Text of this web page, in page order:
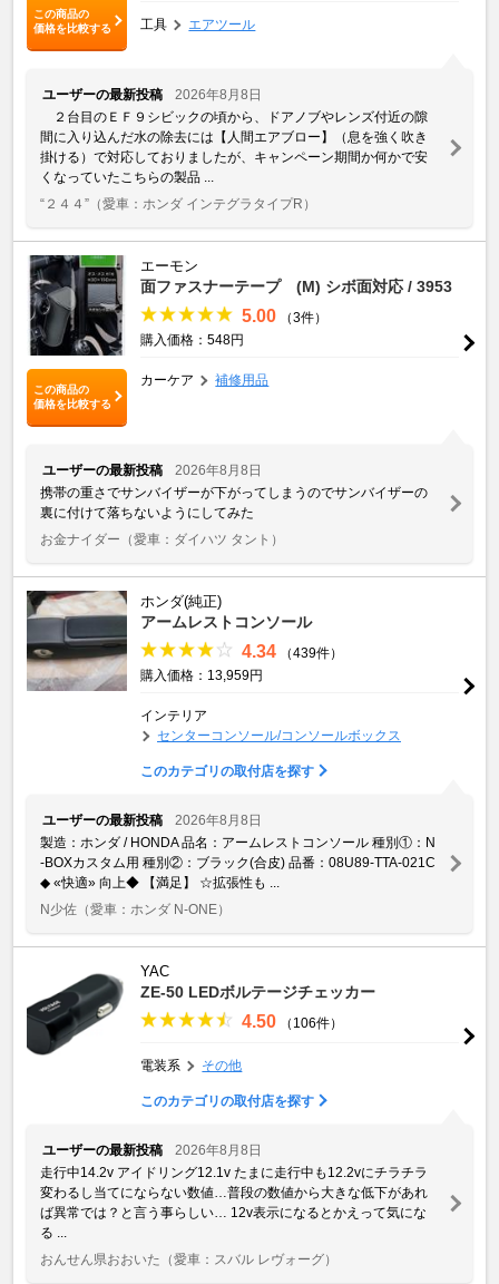
この商品の
価格を比較する
工具 エアツール
ユーザーの最新投稿
2026年8月8日
２台目のＥＦ９シビックの頃から、ドアノブやレンズ付近の隙
間に入り込んだ水の除去には【人間エアブロー】（息を強く吹き
掛ける）で対応しておりましたが、キャンペーン期間か何かで安
くなっていたこちらの製品 ...
“２４４” （愛車：ホンダ インテグラタイプR）
この商品の
価格を比較する
エーモン
面ファスナーテープ (M) シボ面対応 / 3953
5.00
（3件）
購入価格：548円
カーケア 補修用品
ユーザーの最新投稿
2026年8月8日
携帯の重さでサンバイザーが下がってしまうのでサンバイザーの
裏に付けて落ちないようにしてみた
お金ナイダー （愛車：ダイハツ タント）
ホンダ(純正)
アームレストコンソール
4.34
（439件）
購入価格：13,959円
インテリア
センターコンソール/コンソールボックス
このカテゴリの取付店を探す
ユーザーの最新投稿
2026年8月8日
製造：ホンダ / HONDA 品名：アームレストコンソール 種別①：N
-BOXカスタム用 種別②：ブラック(合皮) 品番：08U89-TTA-021C
◆ «快適» 向上◆ 【満足】 ☆拡張性も ...
N少佐 （愛車：ホンダ N-ONE）
YAC
ZE-50 LEDボルテージチェッカー
4.50 （106件）
電装系 その他
このカテゴリの取付店を探す
ユーザーの最新投稿
2026年8月8日
走行中14.2v アイドリング12.1v たまに走行中も12.2vにチラチラ
変わるし当てにならない数値…普段の数値から大きな低下があれ
ば異常では？と言う事らしい… 12v表示になるとかえって気にな
る ...
おんせん県おおいた （愛車：スバル レヴォーグ）